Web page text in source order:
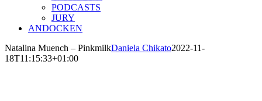
PODCASTS
JURY
ANDOCKEN
Natalina Muench – PinkmilkDaniela Chikato2022-11-
18T11:15:33+01:00